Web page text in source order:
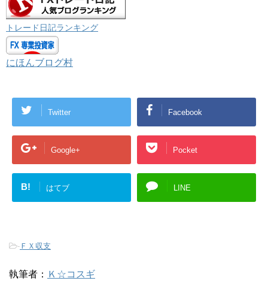
トレード日記ランキング
にほんブログ村
Twitter Facebook
Google+ Pocket
B! はてブ LINE
- ＦＸ収支
執筆者： Ｋ☆コスギ